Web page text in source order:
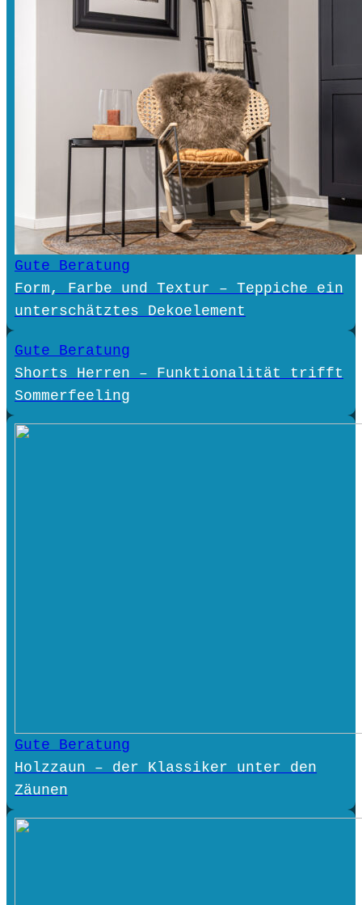
Gute Beratung
Form, Farbe und Textur – Teppiche ein
unterschätztes Dekoelement
Gute Beratung
Shorts Herren – Funktionalität trifft
Sommerfeeling
Gute Beratung
Holzzaun – der Klassiker unter den
Zäunen